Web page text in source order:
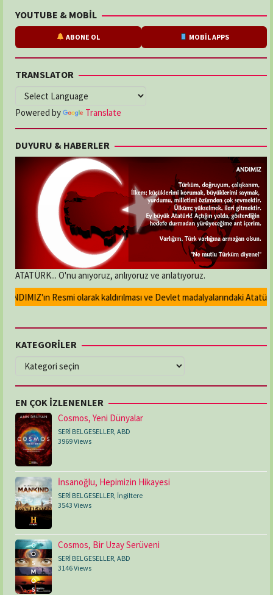
YOUTUBE & MOBİL
ABONE OL MOBİL APPS
TRANSLATOR
Powered by Translate
DUYURU & HABERLER
ATATÜRK... O'nu anıyoruz, anlıyoruz ve anlatıyoruz.
Resmi olarak kaldırılması ve Devlet madalyalarındaki Atatürk
KATEGORİLER
KATEGORİLER
EN ÇOK İZLENENLER
Cosmos, Yeni Dünyalar
SERİ BELGESELLER, ABD
3969 Views
İnsanoğlu, Hepimizin Hikayesi
SERİ BELGESELLER, İngiltere
3543 Views
Cosmos, Bir Uzay Serüveni
SERİ BELGESELLER ABD
3146 Views